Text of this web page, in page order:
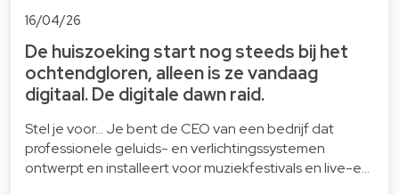
16/04/26
De huiszoeking start nog steeds bij het
ochtendgloren, alleen is ze vandaag
digitaal. De digitale dawn raid.
Stel je voor… Je bent de CEO van een bedrijf dat
professionele geluids- en verlichtingssystemen
ontwerpt en installeert voor muziekfestivals en live-e…